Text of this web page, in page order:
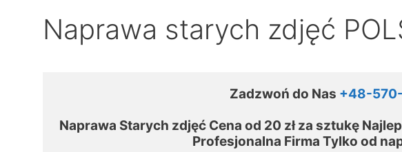
Naprawa starych zdjęć
Zadzwoń do Nas +48-
Naprawa Starych zdjęć Cena od 20 zł za sztukę
Profesjonalna Firma Tylko od